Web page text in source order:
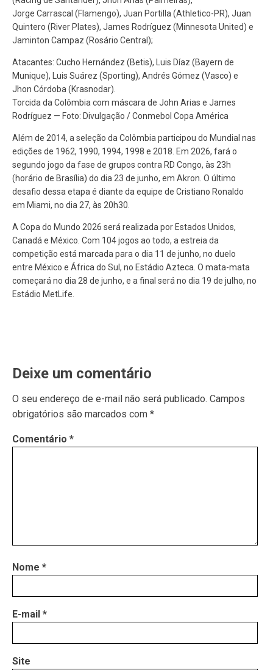
Jorge Carrascal (Flamengo), Juan Portilla (Athletico-PR), Juan
Quintero (River Plates), James Rodríguez (Minnesota United) e
Jaminton Campaz (Rosário Central);
Atacantes: Cucho Hernández (Betis), Luis Díaz (Bayern de
Munique), Luis Suárez (Sporting), Andrés Gómez (Vasco) e
Jhon Córdoba (Krasnodar).
Torcida da Colômbia com máscara de John Arias e James
Rodríguez — Foto: Divulgação / Conmebol Copa América
Além de 2014, a seleção da Colômbia participou do Mundial nas
edições de 1962, 1990, 1994, 1998 e 2018. Em 2026, fará o
segundo jogo da fase de grupos contra RD Congo, às 23h
(horário de Brasília) do dia 23 de junho, em Akron. O último
desafio dessa etapa é diante da equipe de Cristiano Ronaldo
em Miami, no dia 27, às 20h30.
A Copa do Mundo 2026 será realizada por Estados Unidos,
Canadá e México. Com 104 jogos ao todo, a estreia da
competição está marcada para o dia 11 de junho, no duelo
entre México e África do Sul, no Estádio Azteca. O mata-mata
começará no dia 28 de junho, e a final será no dia 19 de julho, no
Estádio MetLife.
Deixe um comentário
O seu endereço de e-mail não será publicado. Campos
obrigatórios são marcados com *
Comentário *
Nome *
E-mail *
Site